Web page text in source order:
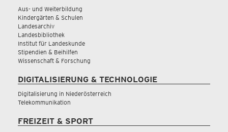
Aus- und Weiterbildung
Kindergärten & Schulen
Landesarchiv
Landesbibliothek
Institut für Landeskunde
Stipendien & Beihilfen
Wissenschaft & Forschung
DIGITALISIERUNG & TECHNOLOGIE
Digitalisierung in Niederösterreich
Telekommunikation
FREIZEIT & SPORT